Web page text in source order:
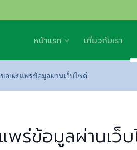
หน้าแรก เกี่ยวกับเรา
อเผยแพร่ข้อมูลผ่านเว็บไซต์
พร่ข้อมูลผ่านเว็